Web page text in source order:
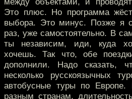
Это плюс. Но программа
выбора. Это минус. Позже я
раз, уже самостоятельно. В
ты независим, иди, куда
хочешь. Так что, обе
дополнили. Надо сказать,
несколько русскоязычных
автобусные туры по
разным странам,